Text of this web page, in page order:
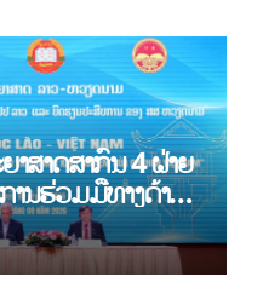
າສາດສາກົນ 4 ຝ່າຍ
ານຮ່ວມມືທາງດ້ານ
ວ-ຫວຽດນາມ ແນໃສ່
ນເຈົ້າຕົນເອງຢ່າງ